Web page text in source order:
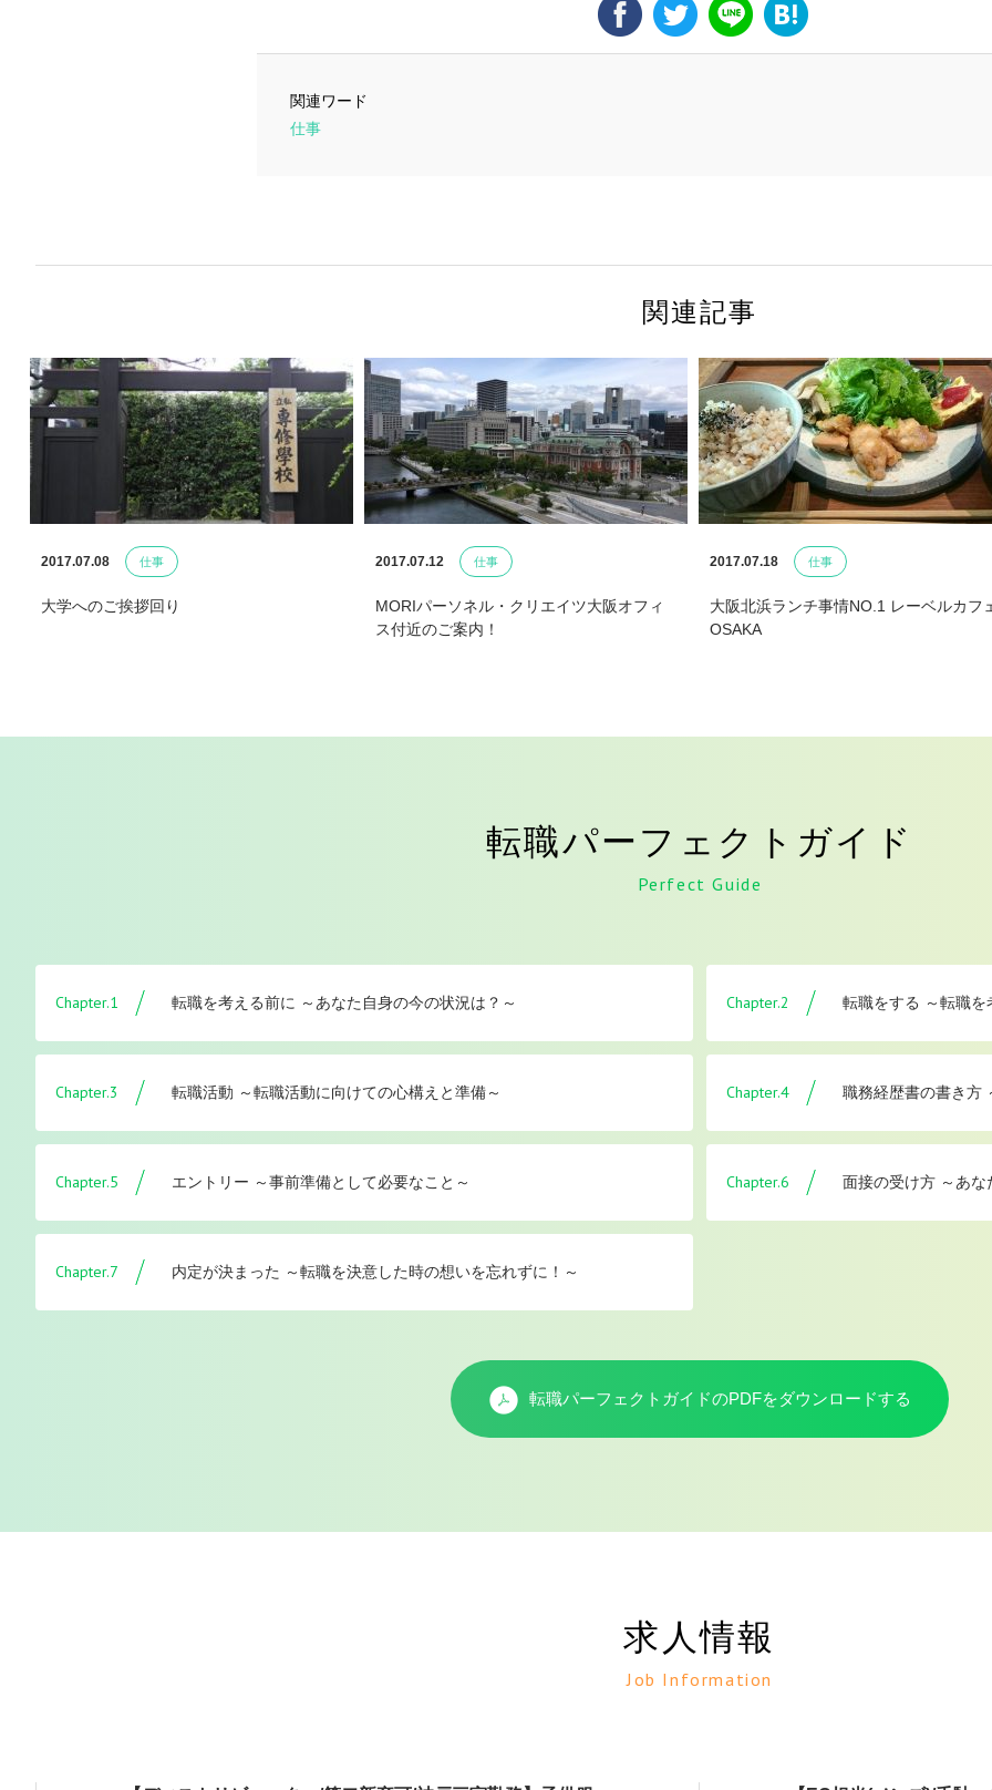
関連ワード
仕事
関連記事
2017.07.08 仕事
大学へのご挨拶回り
2017.07.12 仕事
MORIパーソネル・クリエイツ大阪オフィ
ス付近のご案内！
2017.07.18 仕事
大阪北浜ランチ事情NO.1 レーベルカフ
OSAKA
転職パーフェクトガイド
Perfect Guide
Chapter.1 転職を考える前に ～あなた自身の今の状況は？～ Chapter.2 転職をする ～転職
Chapter.3 転職活動 ～転職活動に向けての心構えと準備～ Chapter.4 職務経歴書の書き方
Chapter.5 エントリー ～事前準備として必要なこと～ Chapter.6 面接の受け方 ～あ
Chapter.7 内定が決まった ～転職を決意した時の想いを忘れずに！～
転職パーフェクトガイドのPDFをダウンロードする
求人情報
Job Information